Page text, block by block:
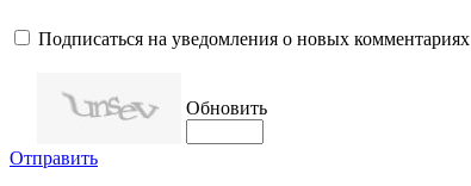
Подписаться на уведомления о новых комментариях
Обновить
Отправить